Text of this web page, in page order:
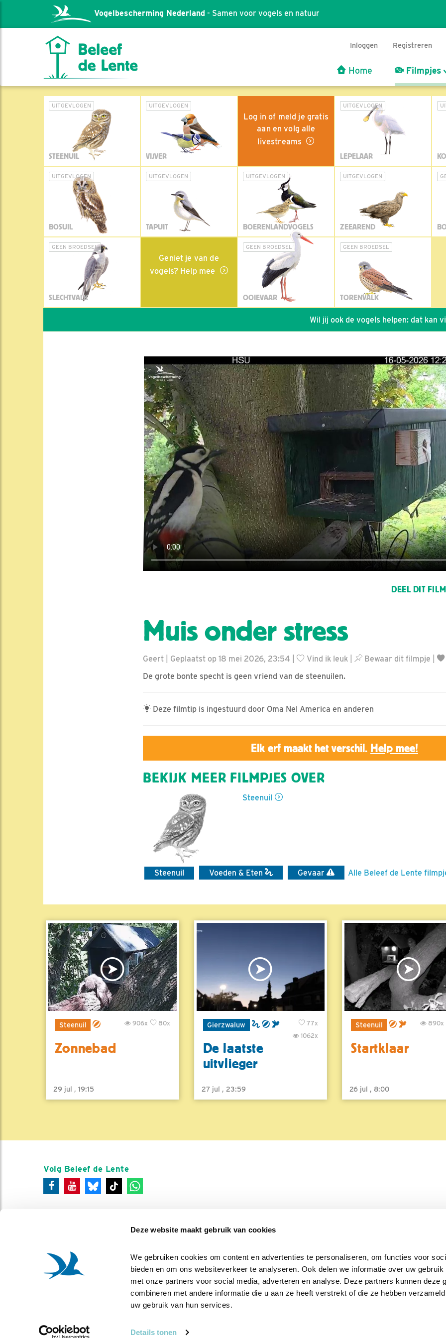
Deze website maakt gebruik van cookies
We gebruiken cookies om content en advertenties te personaliseren, om functies voor
bieden en om ons websiteverkeer te analyseren. Ook delen we informatie over uw
met onze partners voor social media, adverteren en analyse. Deze partners kunnen deze
combineren met andere informatie die u aan ze heeft verstrekt of die ze hebben
uw gebruik van hun services.
Details tonen
Vogelbescherming Nederland - Samen voor vogels en natuur
Inloggen Registreren
Home Filmpjes
UITGEVLOGEN
STEENUIL
UITGEVLOGEN
VIJVER
Log in of meld je gratis
aan en volg alle
livestreams
UITGEVLOGEN
LEPELAAR
UITGEVLOGEN
BOSUIL
UITGEVLOGEN
TAPUIT
UITGEVLOGEN
BOERENLANDVOGELS
UITGEVLOGEN
ZEEAREND
GEEN BROEDSEL
SLECHTVALK
Geniet je van de
vogels? Help mee
GEEN BROEDSEL
OOIEVAAR
GEEN BROEDSEL
TORENVALK
Wil jij ook de vogels helpen: dat kan via de
DEEL DIT
Muis onder stress
Geert | Geplaatst op 18 mei 2026, 23:54 | Vind ik leuk Bewaar dit filmpje
De grote bonte specht is geen vriend van de steenuilen.
Deze filmtip is ingestuurd door Oma Nel America en anderen
Elk erf maakt het verschil. Help mee!
BEKIJK MEER FILMPJES OVER
Steenuil
Steenuil Voeden & Eten Gevaar Alle Beleef de Lente
Steenuil 80x
906x
Zonnebad
29 jul , 19:15
Gierzwaluw
77x
1062x
De laatste
uitvlieger
27 jul , 23:59
Steenuil 890x
Startklaar
26 jul , 8:00
Volg Beleef de Lente